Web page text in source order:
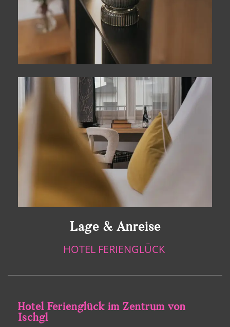
Lage & Anreise
HOTEL FERIENGLÜCK
Hotel Ferienglück im Zentrum von
Ischgl